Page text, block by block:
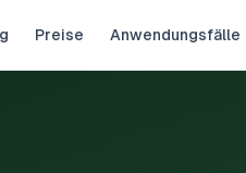
Preise Anwendungsfälle